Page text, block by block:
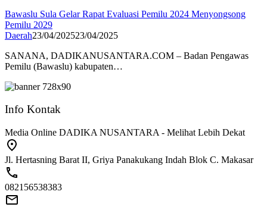
Bawaslu Sula Gelar Rapat Evaluasi Pemilu 2024 Menyongsong
Pemilu 2029
Daerah23/04/202523/04/2025
SANANA, DADIKANUSANTARA.COM – Badan Pengawas
Pemilu (Bawaslu) kabupaten…
Info Kontak
Media Online DADIKA NUSANTARA - Melihat Lebih Dekat
Jl. Hertasning Barat II, Griya Panakukang Indah Blok C. Makasar
082156538383